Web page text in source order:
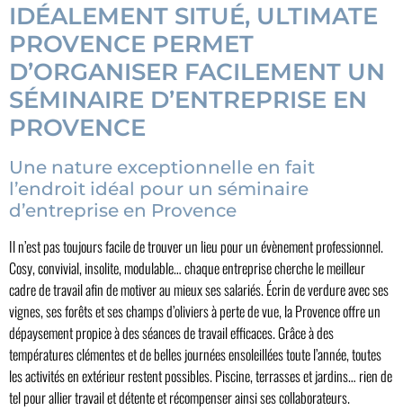
IDÉALEMENT SITUÉ, ULTIMATE
PROVENCE PERMET
D’ORGANISER FACILEMENT UN
SÉMINAIRE D’ENTREPRISE EN
PROVENCE
Une nature exceptionnelle en fait
l’endroit idéal pour un séminaire
d’entreprise en Provence
Il n’est pas toujours facile de trouver un lieu pour un évènement professionnel.
Cosy, convivial, insolite, modulable… chaque entreprise cherche le meilleur
cadre de travail afin de motiver au mieux ses salariés. Écrin de verdure avec ses
vignes, ses forêts et ses champs d’oliviers à perte de vue, la Provence offre un
dépaysement propice à des séances de travail efficaces. Grâce à des
températures clémentes et de belles journées ensoleillées toute l’année, toutes
les activités en extérieur restent possibles. Piscine, terrasses et jardins… rien de
tel pour allier travail et détente et récompenser ainsi ses collaborateurs.